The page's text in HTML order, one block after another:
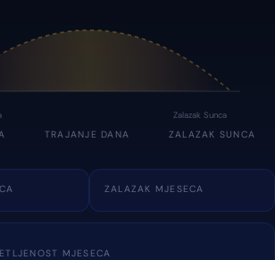
Zalazak Sunca
TRAJANJE DANA ZALAZAK SUNCA
ZALAZAK MJESECA
MJESECA